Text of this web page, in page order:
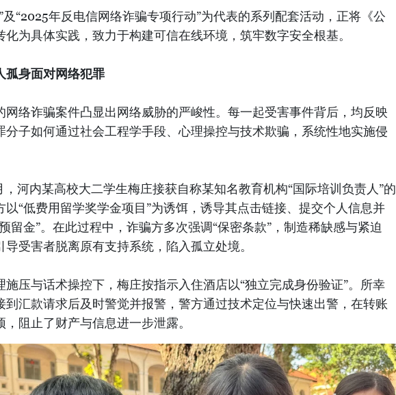
及“2025年反电信网络诈骗专项行动”为代表的系列配套活动，正将《公
化为具体实践，致力于构建可信在线环境，筑牢数字安全根基。
孤身面对网络犯罪
网络诈骗案件凸显出网络威胁的严峻性。每一起受害事件背后，均反映
分子如何通过社会工程学手段、心理操控与技术欺骗，系统性地实施侵
河内某高校大二学生梅庄接获自称某知名教育机构“国际培训负责人”的
以“低费用留学奖学金项目”为诱饵，诱导其点击链接、提交个人信息并
留金”。在此过程中，诈骗方多次强调“保密条款”，制造稀缺感与紧迫
导受害者脱离原有支持系统，陷入孤立处境。
施压与话术操控下，梅庄按指示入住酒店以“独立完成身份验证”。所幸
到汇款请求后及时警觉并报警，警方通过技术定位与快速出警，在转账
，阻止了财产与信息进一步泄露。